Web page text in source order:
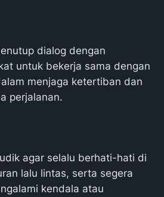
dialog dengan
untuk bekerja sama dengan
menjaga ketertiban dan
perjalanan.
agar selalu berhati-hati di
lalu lintas, serta segera
kendala atau